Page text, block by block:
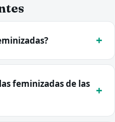
feminizadas de las